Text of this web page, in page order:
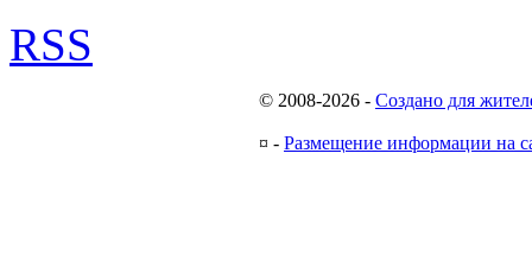
RSS
© 2008-2026 - Создано для
¤ - Размещение информации на